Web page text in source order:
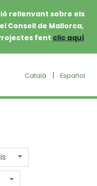
rellenvant sobre els
Consell de Mallorca,
fent clic aquí
Català | Español